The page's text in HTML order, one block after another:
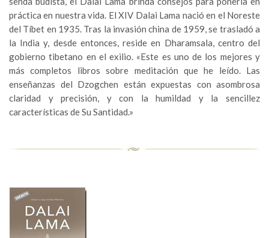
práctica en nuestra vida. El XIV Dalai Lama nació en el Noreste
del Tíbet en 1935. Tras la invasión china de 1959, se trasladó a
la India y, desde entonces, reside en Dharamsala, centro del
gobierno tibetano en el exilio. «Este es uno de los mejores y
más completos libros sobre meditación que he leído. Las
enseñanzas del Dzogchen están expuestas con asombrosa
claridad y precisión, y con la humildad y la sencillez
características de Su Santidad.»